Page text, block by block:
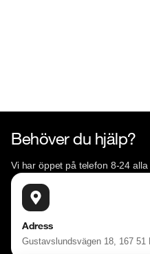
Behöver du hjälp?
Vi har öppet på telefon 8-24 alla
Adress
Gustavslundsvägen 18, 167 51